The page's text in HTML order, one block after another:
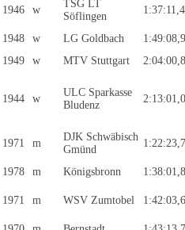
1946 w
TSG LT
Söflingen
1948 w LG Goldbach
1949 w MTV Stuttgart
1944 w
ULC Sparkasse
Bludenz
1971 m
DJK Schwäbisch
Gmünd
1978 m Königsbronn
1971 m WSV Zumtobel